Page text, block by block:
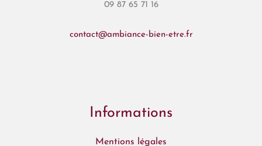
09 87 65 71 16
contact@ambiance-bien-etre.fr
Informations
Mentions légales